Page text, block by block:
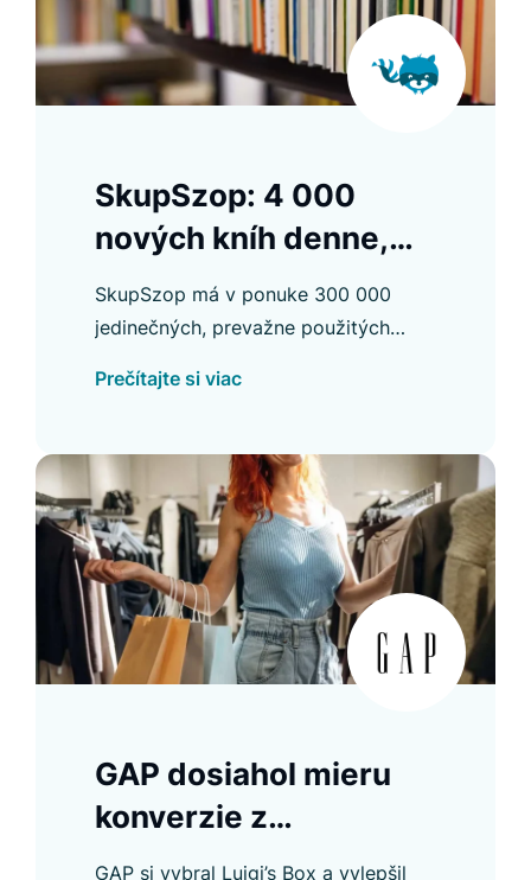
SkupSzop: 4 000
nových kníh denne,
ktoré sa konečne dajú
nájsť
SkupSzop má v ponuke 300 000
jedinečných, prevažne použitých
nájdenie jednoduchšie a hodnota
Prečítajte si viac
GAP dosiahol mieru
konverzie z
Recommendera 28 %
GAP si vybral Luigi’s Box a vylepšil